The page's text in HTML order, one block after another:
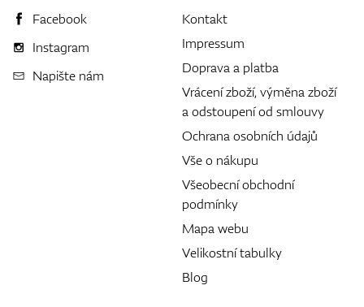
Facebook
Instagram
Napište nám
Kontakt
Impressum
Doprava a platba
Vrácení zboží, výměna zboží
a odstoupení od smlouvy
Ochrana osobních údajů
Vše o nákupu
Všeobecní obchodní
podmínky
Mapa webu
Velikostní tabulky
Blog